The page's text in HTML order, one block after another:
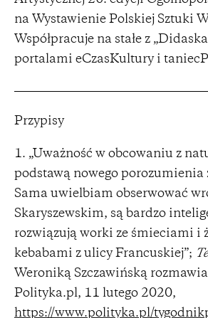
na Wystawienie Polskiej Sztuki
Współpracuje na stałe z
portalami eCzasKultury i
Przypisy
„Uważność w obcowaniu z
podstawą nowego porozumienia
Sama uwielbiam obserwować
Skaryszewskim, są bardzo
rozwiązują worki ze śmieciami i
kebabami z ulicy Francuskiej”;
Weroniką Szczawińską
Polityka.pl, 11 lutego 2020,
https://www.polityka.pl/